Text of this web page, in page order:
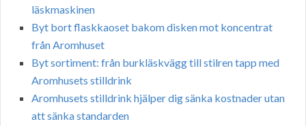
läskmaskinen
Byt bort flaskkaoset bakom disken mot koncentrat
från Aromhuset
Byt sortiment: från burkläskvägg till stilren tapp med
Aromhusets stilldrink
Aromhusets stilldrink hjälper dig sänka kostnader utan
att sänka standarden